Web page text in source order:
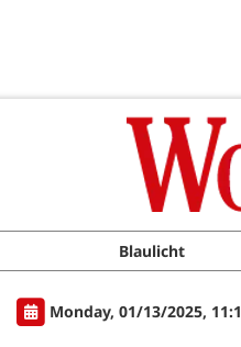
Blaulicht
Monday, 01/13/2025,